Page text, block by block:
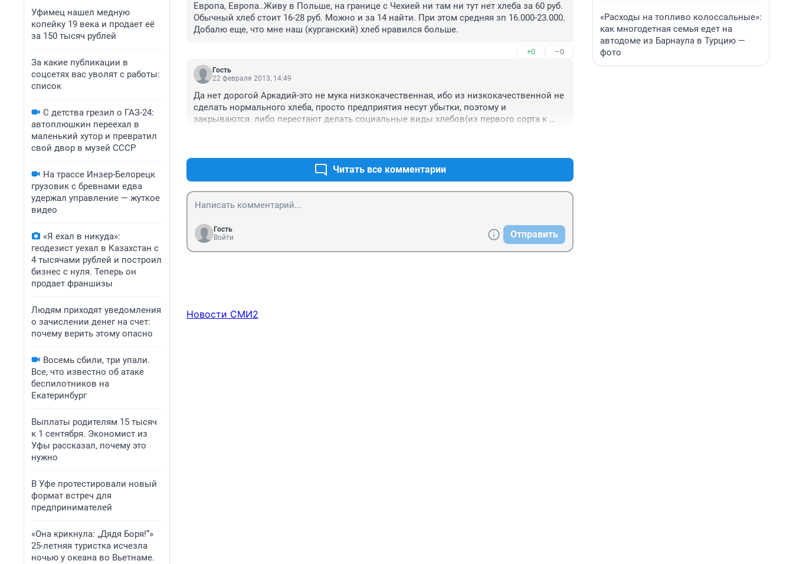
Уфимец нашел медную
копейку 19 века и продает её
за 150 тысяч рублей
За какие публикации в
соцсетях вас уволят с работы:
список
С детства грезил о ГАЗ-24:
автоплюшкин переехал в
маленький хутор и превратил
свой двор в музей СССР
На трассе Инзер-Белорецк
грузовик с бревнами едва
удержал управление — жуткое
видео
«Я ехал в никуда»:
геодезист уехал в Казахстан с
4 тысячами рублей и построил
бизнес с нуля. Теперь он
продает франшизы
Людям приходят уведомления
о зачислении денег на счет:
почему верить этому опасно
Восемь сбили, три упали.
Все, что известно об атаке
беспилотников на
Екатеринбург
Выплаты родителям 15 тысяч
к 1 сентября. Экономист из
Уфы рассказал, почему это
нужно
В Уфе протестировали новый
формат встреч для
предпринимателей
«Она крикнула: „Дядя Боря!“»
25-летняя туристка исчезла
ночью у океана во Вьетнаме.
Европа, Европа..Живу в Польше, на границе с Чехией ни там ни тут нет хлеба за 60 руб.
Обычный хлеб стоит 16-28 руб. Можно и за 14 найти. При этом средняя зп 16.000-23.000.
Добалю еще, что мне наш (курганский) хлеб нравился больше.
+0 –0
Гость
22 февраля 2013, 14:49
Да нет дорогой Аркадий-это не мука низкокачественная, ибо из низкокачественной не
сделать нормального хлеба, просто предприятия несут убытки, поэтому и
закрываются. либо перестают делать социальные виды хлебов(из первого сорта к
уровне хлеба 1 сорта других производителей. Где же контроль?
Читать все комментарии
Гость
Войти
Отправить
Новости СМИ2
«Расходы на топливо колоссальные»:
как многодетная семья едет на
автодоме из Барнаула в Турцию —
фото